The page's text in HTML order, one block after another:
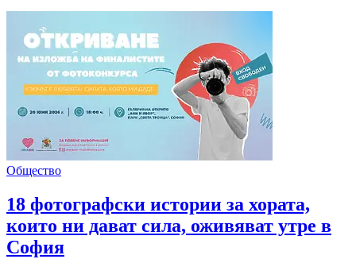
Общество
18 фотографски истории за хората,
които ни дават сила, оживяват утре в
София